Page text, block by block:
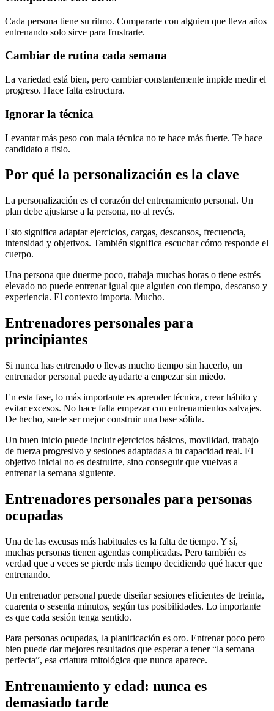
Cada persona tiene su ritmo. Compararte con alguien que lleva años
entrenando solo sirve para frustrarte.
Cambiar de rutina cada semana
La variedad está bien, pero cambiar constantemente impide medir el
progreso. Hace falta estructura.
Ignorar la técnica
Levantar más peso con mala técnica no te hace más fuerte. Te hace
candidato a fisio.
Por qué la personalización es la clave
La personalización es el corazón del entrenamiento personal. Un
plan debe ajustarse a la persona, no al revés.
Esto significa adaptar ejercicios, cargas, descansos, frecuencia,
intensidad y objetivos. También significa escuchar cómo responde el
cuerpo.
Una persona que duerme poco, trabaja muchas horas o tiene estrés
elevado no puede entrenar igual que alguien con tiempo, descanso y
experiencia. El contexto importa. Mucho.
Entrenadores personales para
principiantes
Si nunca has entrenado o llevas mucho tiempo sin hacerlo, un
entrenador personal puede ayudarte a empezar sin miedo.
En esta fase, lo más importante es aprender técnica, crear hábito y
evitar excesos. No hace falta empezar con entrenamientos salvajes.
De hecho, suele ser mejor construir una base sólida.
Un buen inicio puede incluir ejercicios básicos, movilidad, trabajo
de fuerza progresivo y sesiones adaptadas a tu capacidad real. El
objetivo inicial no es destruirte, sino conseguir que vuelvas a
entrenar la semana siguiente.
Entrenadores personales para personas
ocupadas
Una de las excusas más habituales es la falta de tiempo. Y sí,
muchas personas tienen agendas complicadas. Pero también es
verdad que a veces se pierde más tiempo decidiendo qué hacer que
entrenando.
Un entrenador personal puede diseñar sesiones eficientes de treinta,
cuarenta o sesenta minutos, según tus posibilidades. Lo importante
es que cada sesión tenga sentido.
Para personas ocupadas, la planificación es oro. Entrenar poco pero
bien puede dar mejores resultados que esperar a tener “la semana
perfecta”, esa criatura mitológica que nunca aparece.
Entrenamiento y edad: nunca es
demasiado tarde